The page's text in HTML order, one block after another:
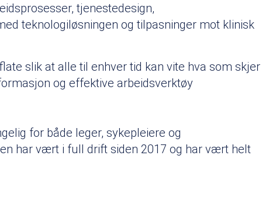
tjenestedesign,
teknologiløsningen og tilpasninger mot klinisk
slik at alle til enhver tid kan vite hva som skjer
og effektive arbeidsverktøy
for både leger, sykepleiere og
har vært i full drift siden 2017 og har vært helt